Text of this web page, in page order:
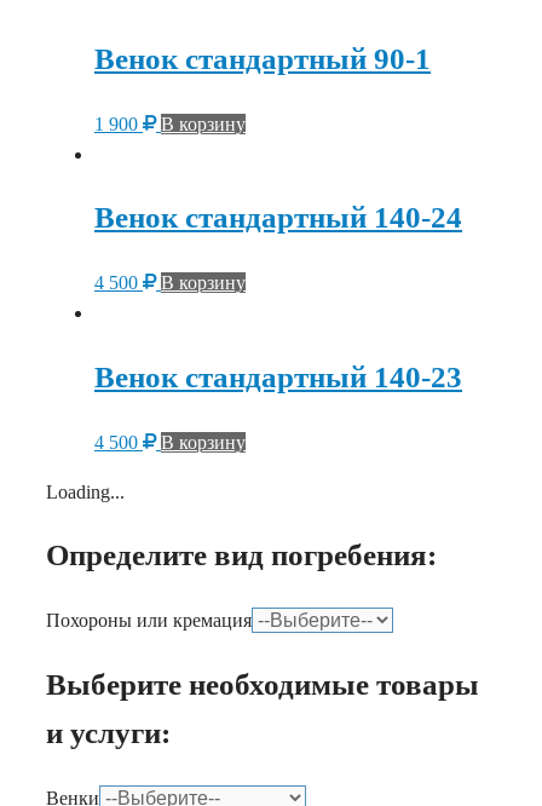
Венок стандартный 90-1
1 900 В корзину
Венок стандартный 140-24
4 500 В корзину
Венок стандартный 140-23
4 500 В корзину
Loading...
Определите вид погребения:
Похороны или кремация
Выберите необходимые товары
и услуги:
Венки